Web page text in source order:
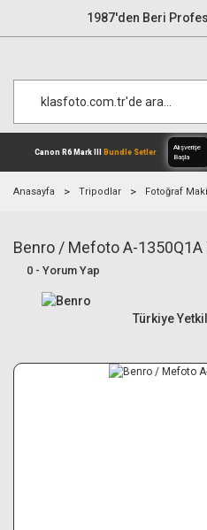
1987'den Beri
Canon R6 Mark III
Anasayfa Tripodlar Fotoğraf
Benro / Mefoto A-1350Q1A
0 - Yorum Yap
Türkiye